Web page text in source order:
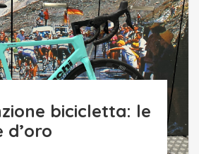
bicicletta: le
d’oro